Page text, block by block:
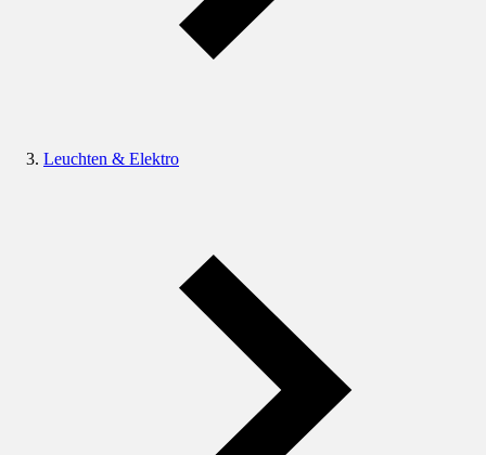
Leuchten & Elektro